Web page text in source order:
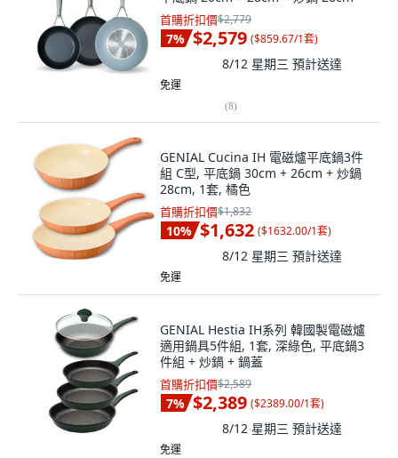
首購折扣價$2,779
7% $2,579 ($859.67/1套)
8/12 星期三 預計送達
免運
(8)
GENIAL Cucina IH 電磁爐平底鍋3件
組 C型, 平底鍋 30cm + 26cm + 炒鍋
28cm, 1套, 橘色
首購折扣價$1,832
10% $1,632 ($1632.00/1套)
8/12 星期三 預計送達
免運
GENIAL Hestia IH系列 韓國製電磁爐
適用鍋具5件組, 1套, 深綠色, 平底鍋3
件組 + 炒鍋 + 鍋蓋
首購折扣價$2,589
7% $2,389 ($2389.00/1套)
8/12 星期三 預計送達
免運